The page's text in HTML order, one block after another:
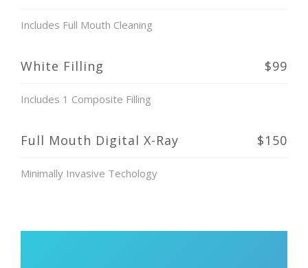
Includes Full Mouth Cleaning
White Filling $99
Includes 1 Composite Filling
Full Mouth Digital X-Ray $150
Minimally Invasive Techology